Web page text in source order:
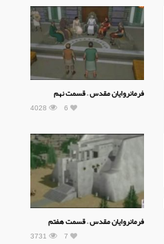
فرمانروایان مقدس – قسمت نهم
4028 6
فرمانروایان مقدس – قسمت هفتم
3731 7